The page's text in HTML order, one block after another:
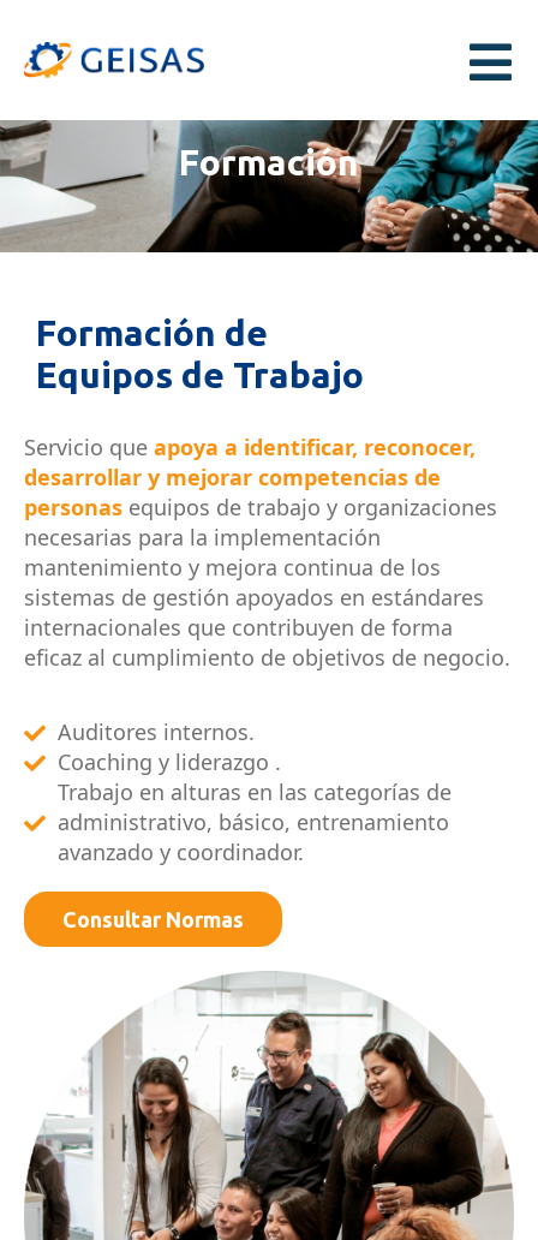
Formación
Formación de
Equipos de Trabajo
Servicio que apoya a identificar, reconocer,
desarrollar y mejorar competencias de
personas equipos de trabajo y organizaciones
necesarias para la implementación
mantenimiento y mejora continua de los
sistemas de gestión apoyados en estándares
internacionales que contribuyen de forma
eficaz al cumplimiento de objetivos de negocio.
Auditores internos.
Coaching y liderazgo .
Trabajo en alturas en las categorías de
administrativo, básico, entrenamiento
avanzado y coordinador.
Consultar Normas